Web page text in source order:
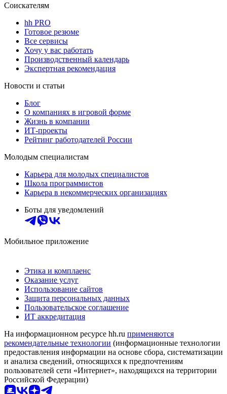
Соискателям
hh PRO
Готовое резюме
Все сервисы
Хочу у вас работать
Производственный календарь
Экспертная рекомендация
Новости и статьи
Блог
О компаниях в игровой форме
Жизнь в компании
ИТ-проекты
Рейтинг работодателей России
Молодым специалистам
Карьера для молодых специалистов
Школа программистов
Карьера в некоммерческих организациях
Боты для уведомлений
Мобильное приложение
Этика и комплаенс
Оказание услуг
Использование сайтов
Защита персональных данных
Пользовательское соглашение
ИТ аккредитация
На информационном ресурсе hh.ru применяются
рекомендательные технологии (информационные технологии
предоставления информации на основе сбора, систематизации
и анализа сведений, относящихся к предпочтениям
пользователей сети «Интернет», находящихся на территории
Российской Федерации)